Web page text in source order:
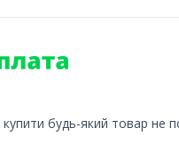
будь-який товар не